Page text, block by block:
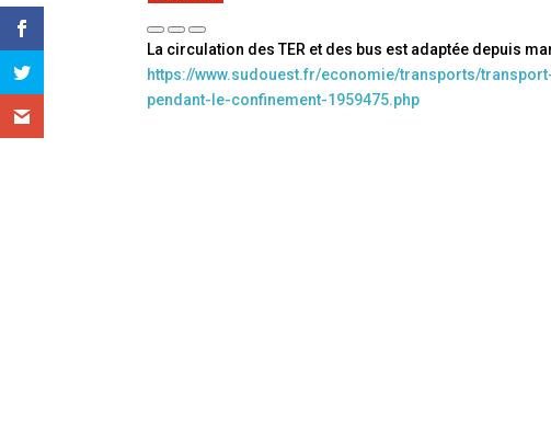
La circulation des TER et des bus est adaptée depuis
https://www.sudouest.fr/economie/transports/
pendant-le-confinement-1959475.php